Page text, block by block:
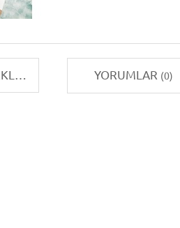
TAKSIT SEÇENEKLERI YORUMLAR (0)